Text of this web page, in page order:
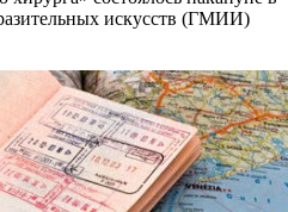
искусств (ГМИИ)